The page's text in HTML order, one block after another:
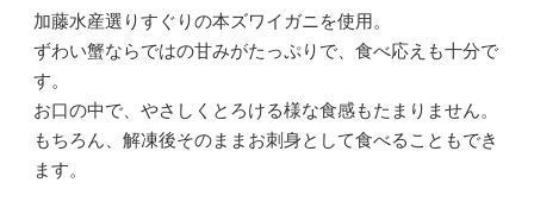
加藤水産選りすぐりの本ズワイガニを使用。
ずわい蟹ならではの甘みがたっぷりで、食べ応えも十分で
す。
お口の中で、やさしくとろける様な食感もたまりません。
もちろん、解凍後そのままお刺身として食べることもでき
ます。